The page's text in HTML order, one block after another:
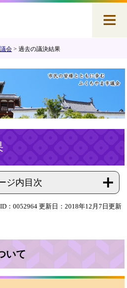
会 > 過去の議決結果
ジ内目次
：0052964 更新日：2018年12月7日更新
いて